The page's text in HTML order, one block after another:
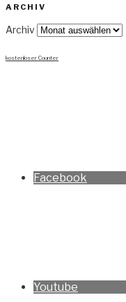
ARCHIV
Archiv
kostenloser Counter
Facebook
Youtube